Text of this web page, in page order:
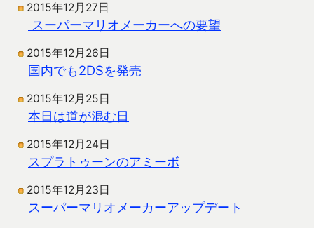
2015年12月27日
スーパーマリオメーカーへの要望
2015年12月26日
国内でも2DSを発売
2015年12月25日
本日は道が混む日
2015年12月24日
スプラトゥーンのアミーボ
2015年12月23日
スーパーマリオメーカーアップデート